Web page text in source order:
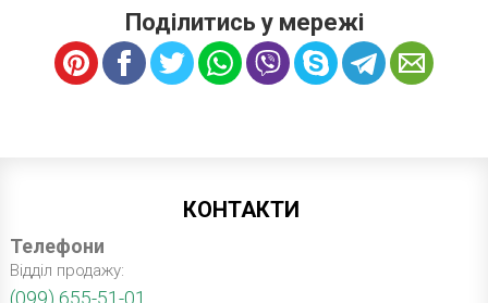
Поділитись у мережі
КОНТАКТИ
Телефони
Відділ продажу: